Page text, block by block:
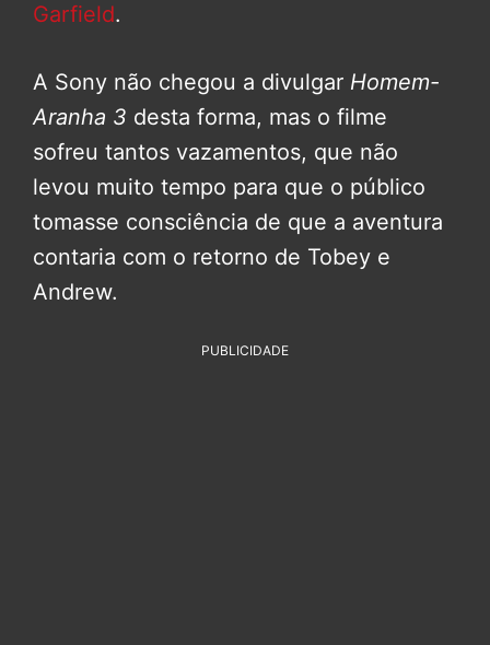
Garfield.
A Sony não chegou a divulgar Homem-
Aranha 3 desta forma, mas o filme
sofreu tantos vazamentos, que não
levou muito tempo para que o público
tomasse consciência de que a aventura
contaria com o retorno de Tobey e
Andrew.
PUBLICIDADE